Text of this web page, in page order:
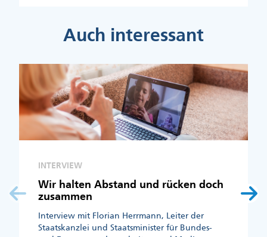
Auch interessant
INTERVIEW
Wir halten Abstand und rücken doch
zusammen
Interview mit Florian Herrmann, Leiter der
Staatskanzlei und Staatsminister für Bundes-